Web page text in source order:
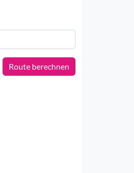
Route berechnen